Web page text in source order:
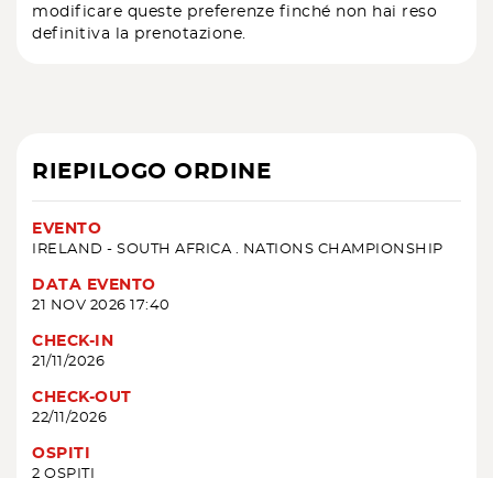
modificare queste preferenze finché non hai reso
definitiva la prenotazione.
RIEPILOGO ORDINE
EVENTO
IRELAND - SOUTH AFRICA . NATIONS CHAMPIONSHIP
DATA EVENTO
21 NOV 2026 17:40
CHECK-IN
21/11/2026
CHECK-OUT
22/11/2026
OSPITI
2 OSPITI